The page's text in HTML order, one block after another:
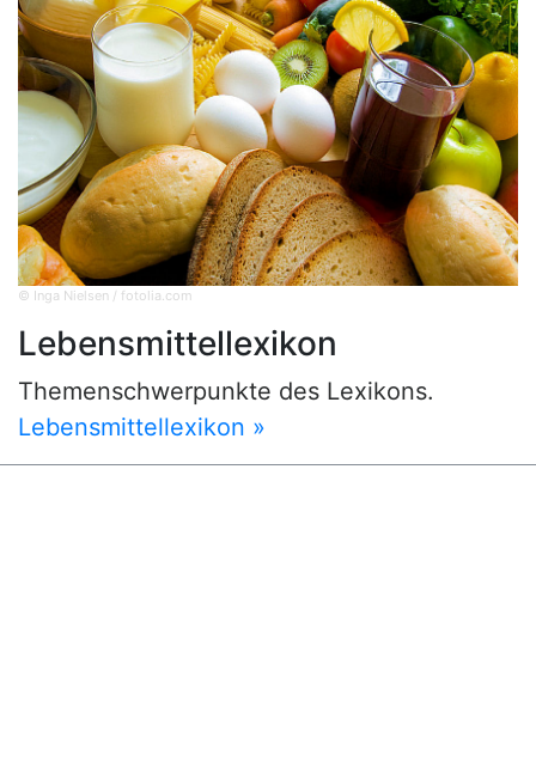
© Inga Nielsen / fotolia.com
Lebensmittellexikon
Themenschwerpunkte des Lexikons.
Lebensmittellexikon »